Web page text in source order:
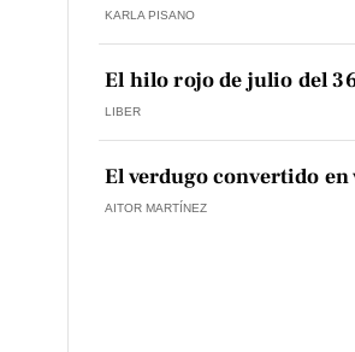
KARLA PISANO
El hilo rojo de julio del
LIBER
El verdugo convertido
AITOR MARTÍNEZ